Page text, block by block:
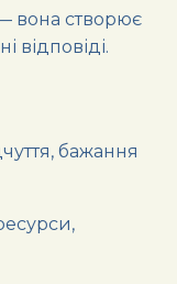
вона створює
відповіді.
бажання